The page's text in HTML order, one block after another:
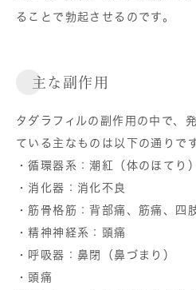
ることで勃起させるのです。
主な副作用
タダラフィルの副作用の中で、
ている主なものは以下の通りです
・循環器系：潮紅（体のほてり）
・消化器：消化不良
・筋骨格筋：背部痛、筋痛、四
・精神神経系：頭痛
・呼吸器：鼻閉（鼻づまり）
・頭痛